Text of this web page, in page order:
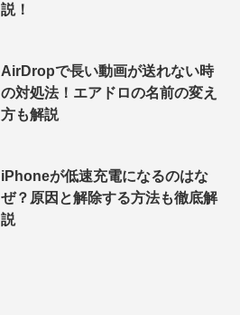
説！
AirDropで長い動画が送れない時
の対処法！エアドロの名前の変え
方も解説
iPhoneが低速充電になるのはな
ぜ？原因と解除する方法も徹底解
説